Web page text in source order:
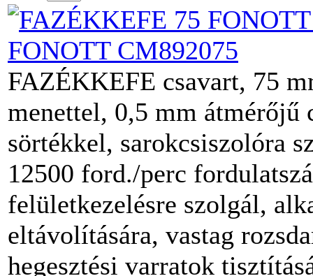
FONOTT CM892075
FAZÉKKEFE csavart, 75
menettel, 0,5 mm átmérőjű
sörtékkel, sarokcsiszolóra
12500 ford./perc
felületkezelésre szolgál,
eltávolítására, vastag
hegesztési varratok